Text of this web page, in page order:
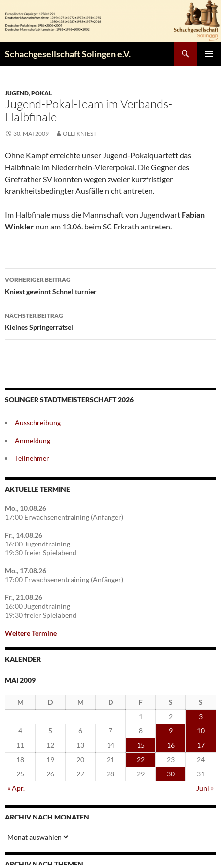
Inhalt
springen
Schachgesellschaft Solingen e.V.
JUGEND,POKAL
Jugend-Pokal-Team im Verbands-
Halbfinale
30. MAI 2009 OLLI KNIEST
Ohne Kampf erreichte unser Jugend-Pokalquartett das
Halbfinale im Niederrhein-Viererpokal. Die Gegner des
Grefrather SV konnten wegen zweier kurzfristiger
krankheitsbedingter Ausfälle nicht antreten.
Im Halbfinale muss die Mannschaft von Jugendwart Fabian
Winkler nun am 13.06. beim SC Erkrath antreten.
Beitragsnavigation
VORHERIGER BEITRAG
Kniest gewinnt Schnellturnier
NÄCHSTER BEITRAG
Kleines Springerrätsel
SOLINGER STADTMEISTERSCHAFT 2026
Ausschreibung
Anmeldung
Teilnehmer
AKTUELLE TERMINE
Mo., 10.08.26
17:00 Erwachsenentraining (Anfänger)
Fr., 14.08.26
16:00 Jugendtraining
19:30 freier Spielabend
Mo., 17.08.26
17:00 Erwachsenentraining (Anfänger)
Fr., 21.08.26
16:00 Jugendtraining
19:30 freier Spielabend
Weitere Termine
KALENDER
MAI 2009
M D M D F S
S
1
2
3
4
5 6 7 8 9
10
11
12 13 14 15 16
17
18
19 20 21 22 23
24
25
26 27 28 29 30
31
« Apr.
Juni »
ARCHIV NACH MONATEN
Archiv
nach
Monaten